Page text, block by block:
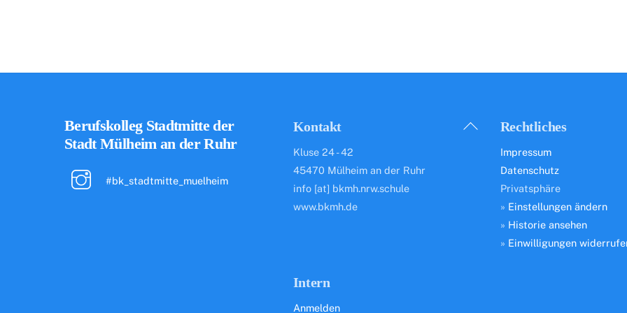
Back
Berufskolleg Stadtmitte der
Stadt Mülheim an der Ruhr
#bk_stadtmitte_muelheim
Kontakt
Kluse 24 - 42
45470 Mülheim an der Ruhr
info [at] bkmh.nrw.schule
www.bkmh.de
Rechtliches
Impressum
Datenschutz
Privatsphäre
» Einstellungen ändern
» Historie ansehen
» Einwilligungen
Intern
Anmelden